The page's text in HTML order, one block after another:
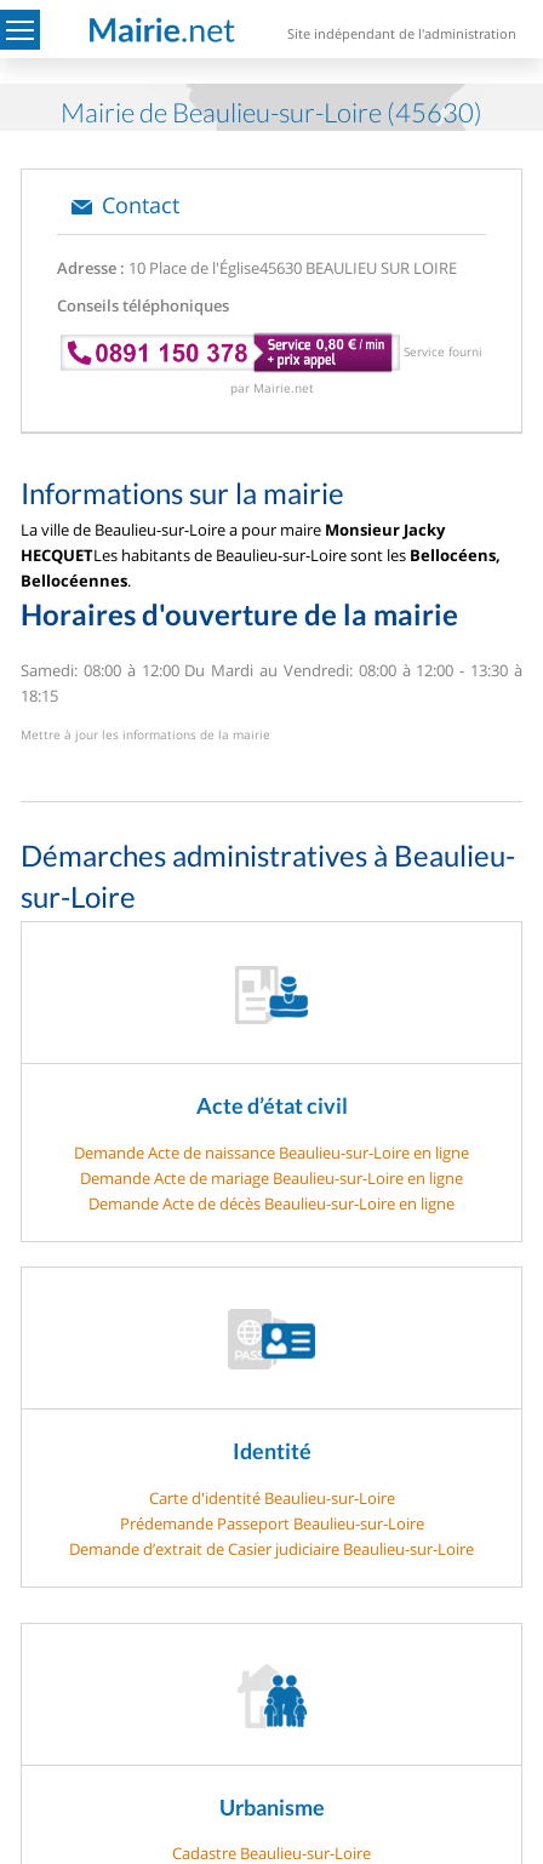
Site indépendant de l'administration
Mairie de Beaulieu-sur-Loire (45630)
Contact
Adresse : 10 Place de l'Église45630 BEAULIEU SUR LOIRE
Conseils téléphoniques
Service fourni
par Mairie.net
Informations sur la mairie
La ville de Beaulieu-sur-Loire a pour maire Monsieur Jacky
HECQUETLes habitants de Beaulieu-sur-Loire sont les Bellocéens,
Bellocéennes.
Horaires d'ouverture de la mairie
Samedi: 08:00 à 12:00Du Mardi au Vendredi: 08:00 à 12:00 - 13:30 à
18:15
Mettre à jour les informations de la mairie
Démarches administratives à Beaulieu-
sur-Loire
Acte d’état civil
Demande Acte de naissance Beaulieu-sur-Loire en ligne
Demande Acte de mariage Beaulieu-sur-Loire en ligne
Demande Acte de décès Beaulieu-sur-Loire en ligne
Identité
Carte d'identité Beaulieu-sur-Loire
Prédemande Passeport Beaulieu-sur-Loire
Demande d’extrait de Casier judiciaire Beaulieu-sur-Loire
Urbanisme
Cadastre Beaulieu-sur-Loire